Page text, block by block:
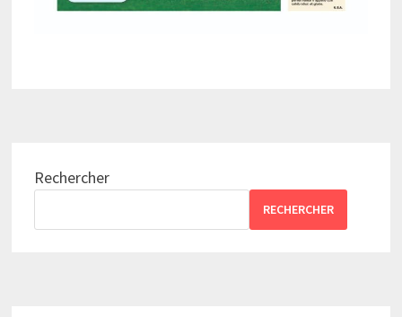
Rechercher
RECHERCHER